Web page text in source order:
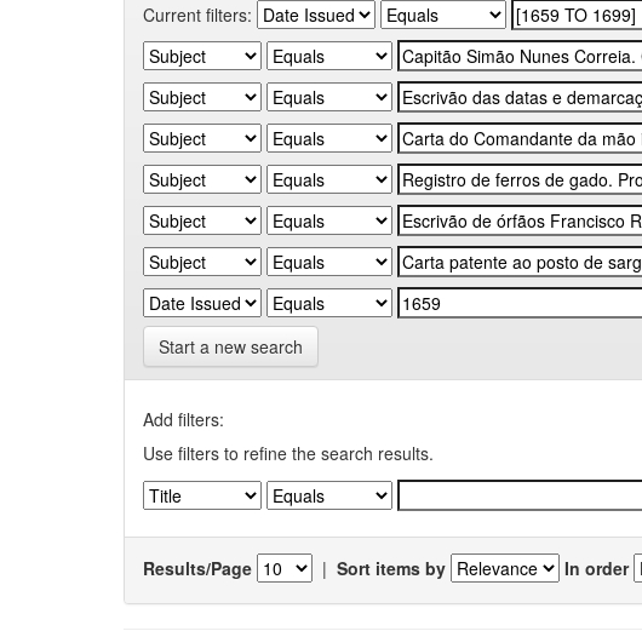
Current filters:
Start a new search
Add filters:
Use filters to refine the search results.
Results/Page | Sort items by In order